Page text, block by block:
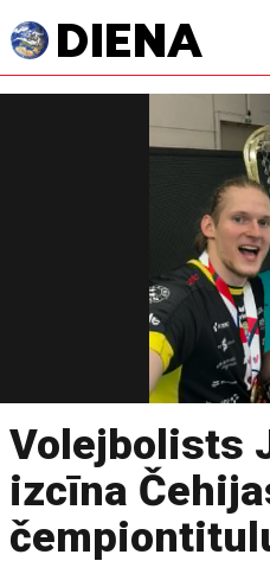
Volejbolists
izcīna